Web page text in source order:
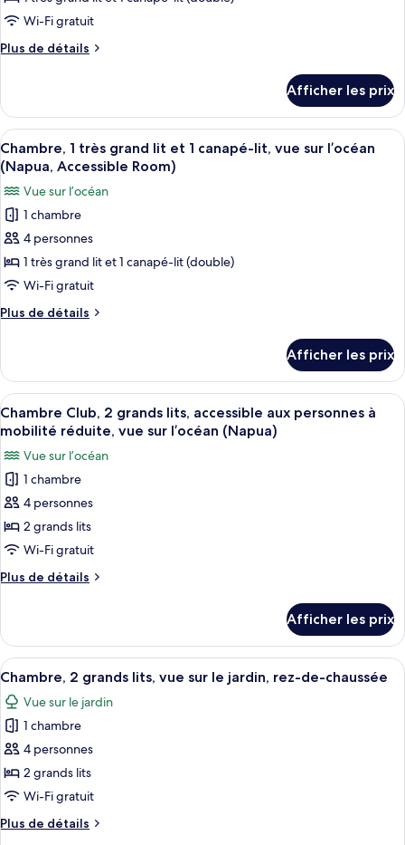
Room)
de
chambre :
Chambre,
très
grand
lit
et
1
canapé-
lit,
vue
sur
le
jardin,
chaussée
Wi-Fi gratuit
Plus de détails
Plus
Chambre,
très
grand
lit
et
canapé-
lit,
vue
le
jardin,
rez-
Afficher les prix
Afficher
toutes
les
photos
pour
ce
type
de
chambre :
Chambre,
très
grand
lit
et
1
canapé-
lit,
vue
sur
l’océan
(Napua,
Une chambre d’hôtel comprenant
5
Chambre, 1 très grand lit et 1 canapé-lit, vue sur l’océan
(Napua, Accessible Room)
Vue sur l’océan
1 chambre
4 personnes
1 très grand lit et 1 canapé-lit (double)
Wi-Fi gratuit
Plus de détails
Plus
Chambre,
très
grand
et
canapé-
lit,
vue
l’océan
(Napua,
Accessible
Afficher les prix
Afficher
toutes
photos
pour
ce
type
de
chambre :
Chambre
2
grands
lits,
accessible
aux
personnes
à
mobilité
réduite,
vue
Une chambre d’hôtel avec un
4
Chambre Club, 2 grands lits, accessible aux personnes à
mobilité réduite, vue sur l’océan (Napua)
Vue sur l’océan
1 chambre
4 personnes
2 grands lits
Wi-Fi gratuit
Plus de détails
Plus
Chambre
Club,
2
lits,
accessible
personnes
à
mobilité
réduite,
vue
Afficher les prix
Afficher
toutes
les
photos
pour
ce
type
chambre :
Une chambre d’hôtel avec deux
5
Chambre, 2 grands lits, vue sur le jardin, rez-de-chaussée
Vue sur le jardin
1 chambre
4 personnes
2 grands lits
Wi-Fi gratuit
Plus de détails
Plus